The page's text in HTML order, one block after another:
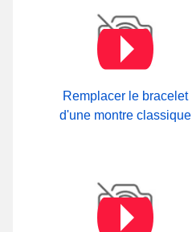
Remplacer le bracelet
d'une montre classique